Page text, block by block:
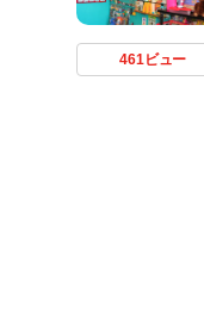
461ビュー